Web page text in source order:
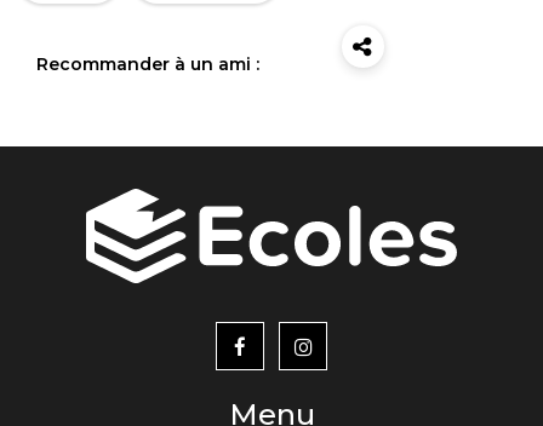
Recommander à un ami :
Menu
menu
footer2